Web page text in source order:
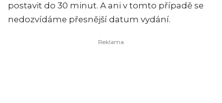
postavit do 30 minut. A ani v tomto případě se
nedozvídáme přesnější datum vydání.